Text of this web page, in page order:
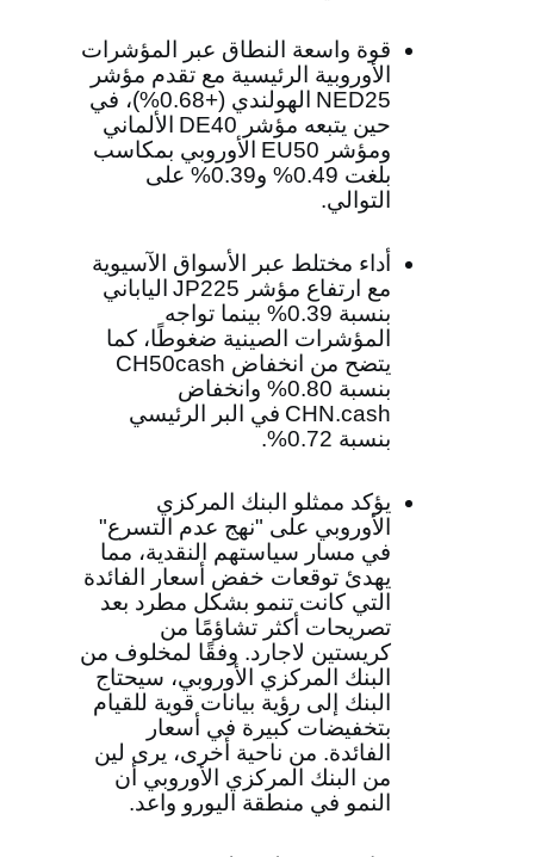
قوة واسعة النطاق عبر المؤشرات
الأوروبية الرئيسية مع تقدم مؤشر
NED25
الهولندي (+0.68%)، في
حين يتبعه مؤشر DE40 الألماني
ومؤشر EU50 الأوروبي بمكاسب
بلغت 0.49% و0.39% على
التوالي.
أداء مختلط عبر الأسواق الآسيوية
مع ارتفاع مؤشر JP225 الياباني
بنسبة 0.39% بينما تواجه
المؤشرات الصينية ضغوطًا، كما
يتضح من انخفاض CH50cash
بنسبة 0.80% وانخفاض
CHN.cash في البر الرئيسي
بنسبة 0.72%.
يؤكد ممثلو البنك المركزي
الأوروبي على "نهج عدم التسرع"
في مسار سياستهم النقدية، مما
يهدئ توقعات خفض أسعار الفائدة
التي كانت تنمو بشكل مطرد بعد
تصريحات أكثر تشاؤمًا من
كريستين لاجارد. وفقًا لمخلوف من
البنك المركزي الأوروبي، سيحتاج
البنك إلى رؤية بيانات قوية للقيام
بتخفيضات كبيرة في أسعار
الفائدة. من ناحية أخرى، يرى لين
من البنك المركزي الأوروبي أن
النمو في منطقة اليورو واعد.